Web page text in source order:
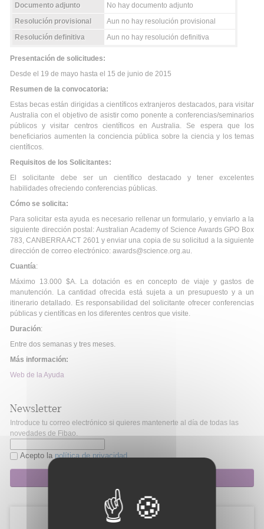
Documento adjunto
No hay documento adjunto
Resolución provisional
Aun no hay resolución provisional
Resolución definitiva
Aun no hay resolución definitiva
Presentación de solicitudes:
Desde el 19 de mayo hasta el 15 de junio de 2015
Resumen de la convocatoria:
Estas becas están dirigidas a científicos extranjeros destacados, para visitar
Australia con el objetivo de asistir como ponente a conferencias/seminarios
públicos y visitar centros científicos en Australia. Se espera que los
beneficiarios aumenten la conciencia pública sobre la ciencia y los temas
científicos.
Requisitos de los Solicitantes:
El solicitante debe ser un científico destacado y tener excelentes
habilidades ofreciendo conferencias públicas.
Cómo se solicita:
Para solicitar esta ayuda es necesario rellenar un formulario, y enviarlo a la
siguiente dirección postal: Australian Academy of Science Awards GPO Box
783, CANBERRA ACT 2601 y enviar una copia de su solicitud a la siguiente
dirección de correo electrónico: awards@science.org.au.
Cuantía:
Máximo 13.000 $A. La dotación es en concepto de viaje y gastos de
manutención. La cantidad ofrecida está sujeta a un presupuesto y a un
itinerario detallado. Es responsabilidad del solicitante ofrecer conferencias
públicas y científicas en los diferentes centros que visite.
Duración:
Entre dos semanas y tres meses.
Más información:
Web de la Ayuda
Newsletter
Introduce tu correo electrónico si quieres mantenerte al día de todas las
novedades de Fibao.
Acepto la política de privacidad